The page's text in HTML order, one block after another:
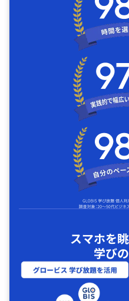
スマホを
学び